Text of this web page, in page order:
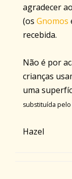
agradecer
(os Gnomos
recebida.
Não é por
crianças
uma
substituída
Hazel